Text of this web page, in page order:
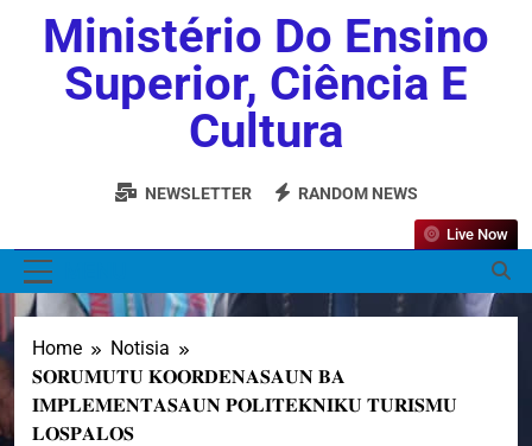
Ministério Do Ensino
Superior, Ciência E
Cultura
NEWSLETTER RANDOM NEWS
Live Now
Home
Notisia
𝐒𝐎𝐑𝐔𝐌𝐔𝐓𝐔 𝐊𝐎𝐎𝐑𝐃𝐄𝐍𝐀𝐒𝐀𝐔𝐍 𝐁𝐀
𝐈𝐌𝐏𝐋𝐄𝐌𝐄𝐍𝐓𝐀𝐒𝐀𝐔𝐍 𝐏𝐎𝐋𝐈𝐓𝐄𝐊𝐍𝐈𝐊𝐔 𝐓𝐔𝐑𝐈𝐒𝐌𝐔
𝐋𝐎𝐒𝐏𝐀𝐋𝐎𝐒